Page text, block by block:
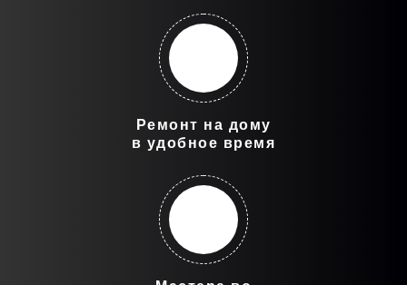
Ремонт на дому
в удобное время